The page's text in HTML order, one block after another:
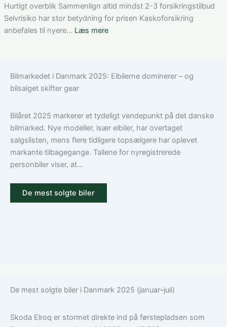
løsning
Tesla
Model
3:
den
Hurtigt overblik Sammenlign altid mindst 2-3 forsikringstilbud
Selvrisiko har stor betydning for prisen Kaskoforsikring
anbefales til nyere… Læs mere:
bilforsikring
Guide
til
ansvar,
kasko
Bilmarkedet i Danmark 2025: Elbilerne dominerer – og
bilsalget skifter gear
Bilåret 2025 markerer et tydeligt vendepunkt på det danske
bilmarked. Nye modeller, især elbiler, har overtaget
salgslisten, mens flere tidligere topsælgere har oplevet
markante tilbagegange. Tallene for nyregistrerede
personbiler viser, at...
De mest solgte biler
De mest solgte biler i Danmark 2025 (januar–juli)
Skoda Elroq er stormet direkte ind på førstepladsen som